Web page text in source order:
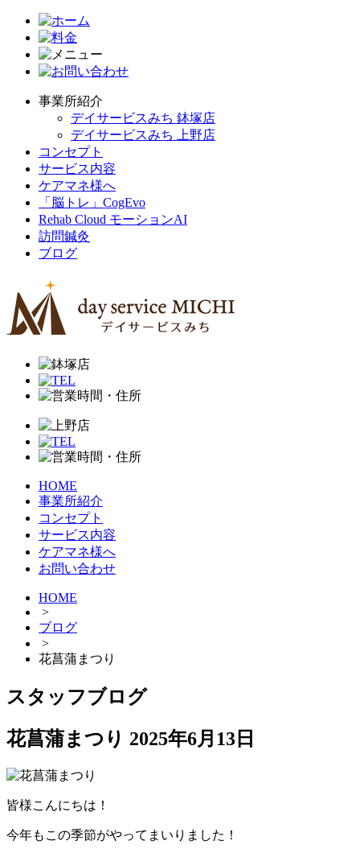
事業所紹介
デイサービスみち 鉢塚店
デイサービスみち 上野店
コンセプト
サービス内容
ケアマネ様へ
「脳トレ」CogEvo
Rehab Cloud モーションAI
訪問鍼灸
ブログ
HOME
事業所紹介
コンセプト
サービス内容
ケアマネ様へ
お問い合わせ
HOME
>
ブログ
>
花菖蒲まつり
スタッフブログ
花菖蒲まつり 2025年6月13日
皆様こんにちは！
今年もこの季節がやってまいりました！